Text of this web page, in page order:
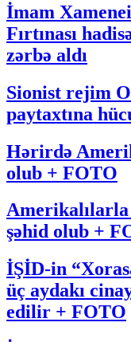
İmam
Fırtınası
zərbə aldı
Sionist rejim
paytaxtına
Hərirdə
olub + FOTO
Amerikalılarla
şəhid olub +
İŞİD-in
üç aydakı
edilir + FOTO